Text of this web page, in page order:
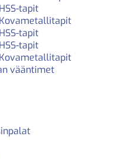
tapit
tapit
tapit
vääntimet